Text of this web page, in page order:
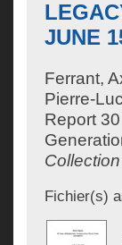
JUNE
Ferrant,
Pierre-Luc
Report
Fichier(s)